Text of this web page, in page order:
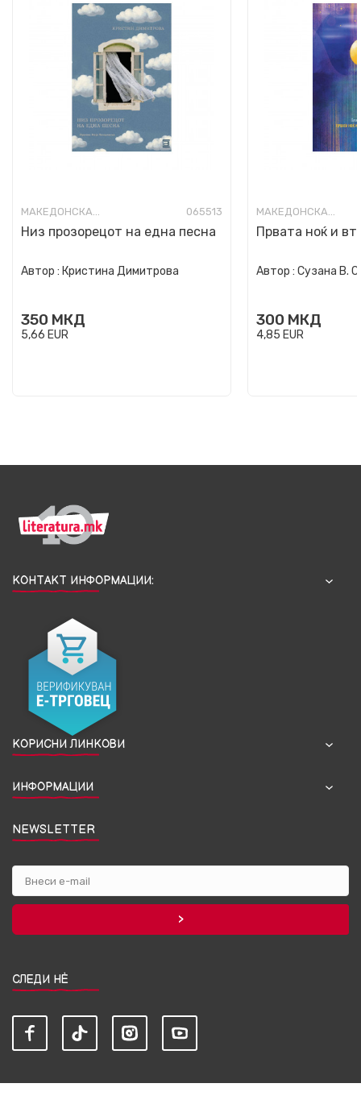
МАКЕДОНСКА ПОЕЗИЈА 065513
Низ прозорецот на една песна
Автор : Кристина Димитрова
350 МКД
5,66 EUR
МАКЕДОНСКА ПОЕЗИЈА
Првата ноќ и
Автор : Сузана В.
300 МКД
4,85 EUR
КОНТАКТ ИНФОРМАЦИИ:
КОРИСНИ ЛИНКОВИ
ИНФОРМАЦИИ
NEWSLETTER
СЛЕДИ НЀ